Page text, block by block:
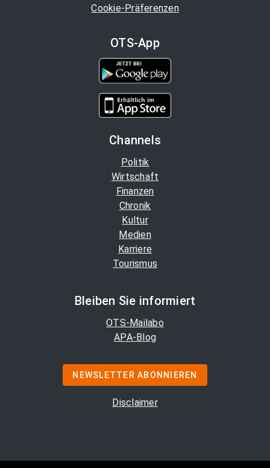
Cookie-Präferenzen
OTS-App
Channels
Politik
Wirtschaft
Finanzen
Chronik
Kultur
Medien
Karriere
Tourismus
Bleiben Sie informiert
OTS-Mailabo
APA-Blog
NEWSLETTER ABONNIEREN
Disclaimer